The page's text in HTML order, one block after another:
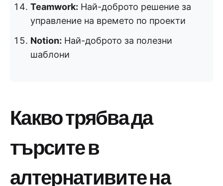
Teamwork: Най-доброто решение за
управление на времето по проекти
Notion: Най-доброто за полезни
шаблони
Какво трябва да
търсите в
алтернативите на